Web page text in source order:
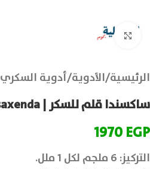
انقر للتكبير
الرئيسية/الأدوية/أدوية السكري
ساكسندا قلم للسكر | saxenda حقن
1970EGP
التركيز: 6 ملجم لكل 1 ملل.